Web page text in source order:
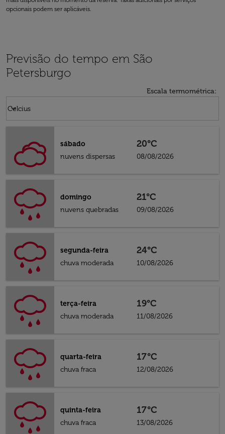
opcionais podem ser aplicáveis.
Previsão do tempo em São
Petersburgo
Escala termométrica:
Celcius
keyboard_arrow_down
sábado
nuvens dispersas
20°C
08/08/2026
domingo
nuvens quebradas
21°C
09/08/2026
segunda-feira
chuva moderada
24°C
10/08/2026
terça-feira
chuva moderada
19°C
11/08/2026
quarta-feira
chuva fraca
17°C
12/08/2026
quinta-feira
chuva fraca
17°C
13/08/2026